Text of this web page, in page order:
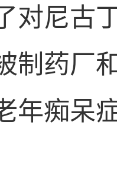
对尼古
制药厂
年痴呆